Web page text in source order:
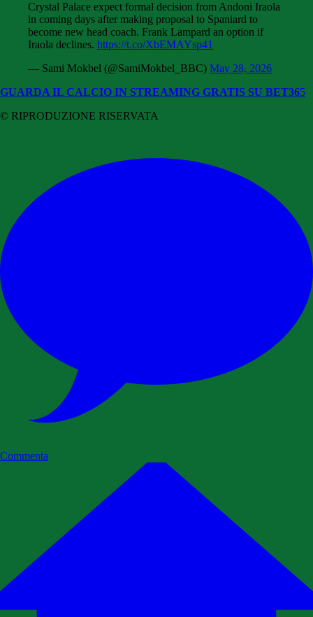
Crystal Palace expect formal decision from Andoni Iraola
in coming days after making proposal to Spaniard to
become new head coach. Frank Lampard an option if
Iraola declines. https://t.co/XbEMAYsp41
— Sami Mokbel (@SamiMokbel_BBC) May 28, 2026
GUARDA IL CALCIO IN STREAMING GRATIS SU BET365
© RIPRODUZIONE RISERVATA
Commenta